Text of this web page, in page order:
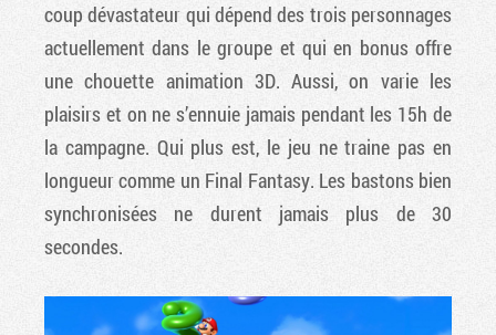
coup dévastateur qui dépend des trois personnages
actuellement dans le groupe et qui en bonus offre
une chouette animation 3D. Aussi, on varie les
plaisirs et on ne s’ennuie jamais pendant les 15h de
la campagne. Qui plus est, le jeu ne traine pas en
longueur comme un Final Fantasy. Les bastons bien
synchronisées ne durent jamais plus de 30
secondes.